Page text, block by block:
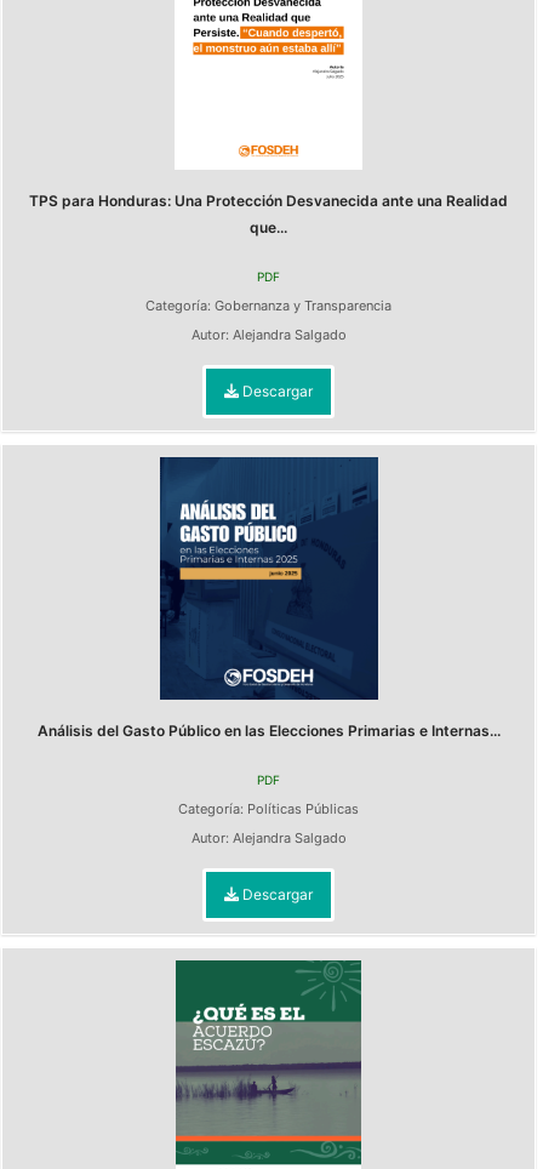
TPS para Honduras: Una Protección Desvanecida ante una Realidad
que...
PDF
Categoría: Gobernanza y Transparencia
Autor: Alejandra Salgado
Descargar
Análisis del Gasto Público en las Elecciones Primarias e Internas...
PDF
Categoría: Políticas Públicas
Autor: Alejandra Salgado
Descargar